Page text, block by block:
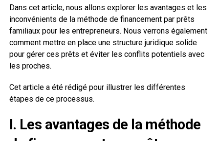
Dans cet article, nous allons explorer les avantages et les
inconvénients de la méthode de financement par prêts
familiaux pour les entrepreneurs. Nous verrons également
comment mettre en place une structure juridique solide
pour gérer ces prêts et éviter les conflits potentiels avec
les proches.
Cet article a été rédigé pour illustrer les différentes
étapes de ce processus.
I. Les avantages de la méthode